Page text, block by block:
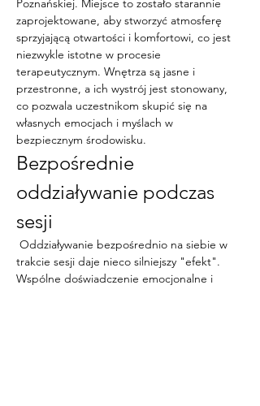
Poznańskiej. Miejsce to zostało starannie
zaprojektowane, aby stworzyć atmosferę
sprzyjającą otwartości i komfortowi, co jest
niezwykle istotne w procesie
terapeutycznym. Wnętrza są jasne i
przestronne, a ich wystrój jest stonowany,
co pozwala uczestnikom skupić się na
własnych emocjach i myślach w
bezpiecznym środowisku.
Bezpośrednie
oddziaływanie podczas
sesji
trakcie sesji daje nieco silniejszy "efekt".
Wspólne doświadczenie emocjonalne i